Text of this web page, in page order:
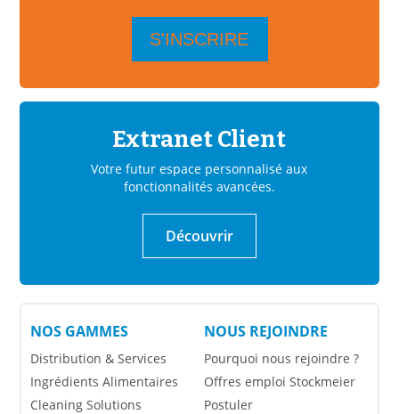
NOS GAMMES
Distribution & Services
Ingrédients Alimentaires
Cleaning Solutions
NOUS REJOINDRE
Pourquoi nous rejoindre ?
Offres emploi Stockmeier
Postuler
Extranet Client
Votre futur espace personnalisé aux
fonctionnalités avancées.
Découvrir